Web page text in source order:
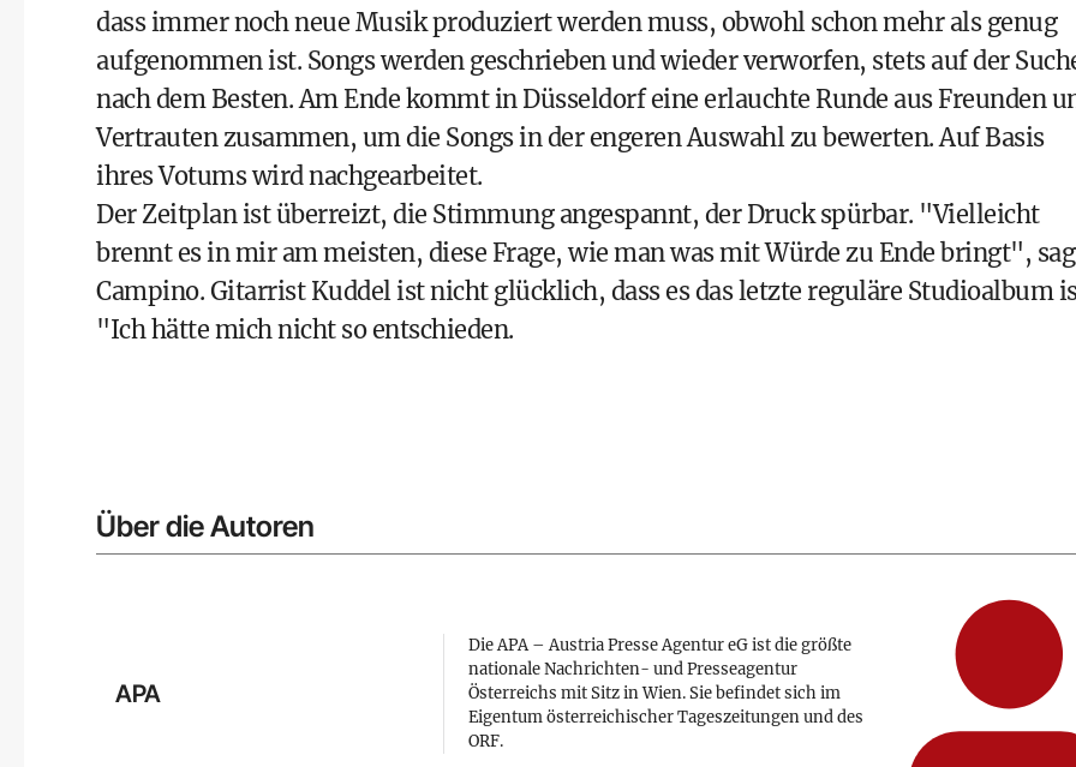
dass immer noch neue Musik produziert werden muss, obwohl schon mehr als genug
aufgenommen ist. Songs werden geschrieben und wieder verworfen, stets auf der
nach dem Besten. Am Ende kommt in Düsseldorf eine erlauchte Runde aus Freunden
Vertrauten zusammen, um die Songs in der engeren Auswahl zu bewerten. Auf Basis
ihres Votums wird nachgearbeitet.
Der Zeitplan ist überreizt, die Stimmung angespannt, der Druck spürbar. "Vielleicht
brennt es in mir am meisten, diese Frage, wie man was mit Würde zu Ende bringt",
Campino. Gitarrist Kuddel ist nicht glücklich, dass es das letzte reguläre Studioalbum
"Ich hätte mich nicht so entschieden.
Über die Autoren
APA
Die APA – Austria Presse Agentur eG ist die größte
nationale Nachrichten- und Presseagentur
Österreichs mit Sitz in Wien. Sie befindet sich im
Eigentum österreichischer Tageszeitungen und des
ORF.